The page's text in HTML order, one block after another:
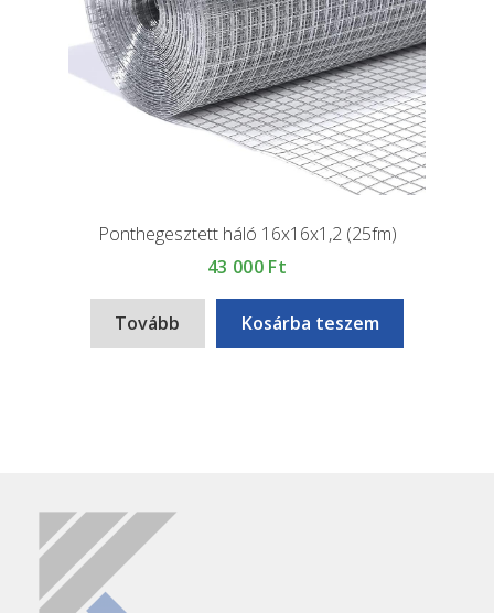
Ponthegesztett háló 16x16x1,2 (25fm)
43 000 Ft
Tovább Kosárba teszem